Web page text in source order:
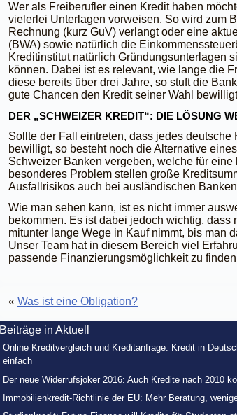
Wer als Freiberufler einen Kredit haben
vielerlei Unterlagen vorweisen. So wird zum
Rechnung (kurz GuV) verlangt oder eine
(BWA) sowie natürlich die
Kreditinstitut natürlich Gründungsunterlagen
können. Dabei ist es relevant, wie lange die
diese bereits über drei Jahre, so stuft die
gute Chancen den Kredit seiner Wahl
DER „SCHWEIZER KREDIT“: DIE LÖSUNG
Sollte der Fall eintreten, dass jedes
bewilligt, so besteht noch die Alternative
Schweizer Banken vergeben, welche für
besonderes Problem stellen große
Ausfallrisikos auch bei ausländischen
Wie man sehen kann, ist es nicht immer
bekommen. Es ist dabei jedoch wichtig, dass
mitunter lange Wege in Kauf nimmt, bis man
Unser Team hat in diesem Bereich viel
passende Finanzierungsmöglichkeit zu
« Was ist eine Obligation?
Beiträge in Aktuell
Online Kreditvergleich und Kreditanfrage: Kredit in
einfach
Der neue Widerrufsjoker 2016: Auch Kredite nach 2010
Immobilienkredit-Richtlinie der EU: Mehr Beratung,